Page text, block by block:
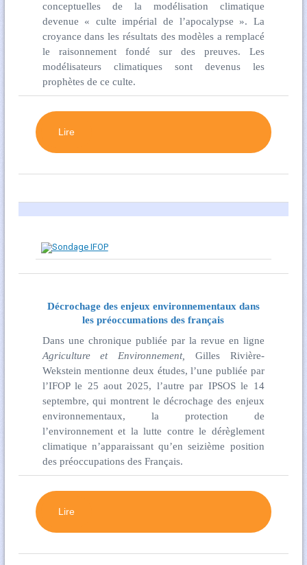
conceptuelles de la modélisation climatique
devenue « culte impérial de l’apocalypse ». La
croyance dans les résultats des modèles a remplacé
le raisonnement fondé sur des preuves. Les
modélisateurs climatiques sont devenus les
prophètes de ce culte.
Lire
Décrochage des enjeux environnementaux dans
les préoccumations des français
Dans une chronique publiée par la revue en ligne
Agriculture et Environnement, Gilles Rivière-
Wekstein mentionne deux études, l’une publiée par
l’IFOP le 25 aout 2025, l’autre par IPSOS le 14
septembre, qui montrent le décrochage des enjeux
environnementaux, la protection de
l’environnement et la lutte contre le dérèglement
climatique n’apparaissant qu’en seizième position
des préoccupations des Français.
Lire